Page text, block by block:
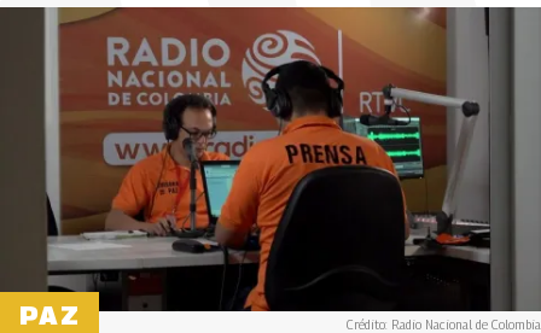
PAZ Crédito: Radio Nacional de Colombia